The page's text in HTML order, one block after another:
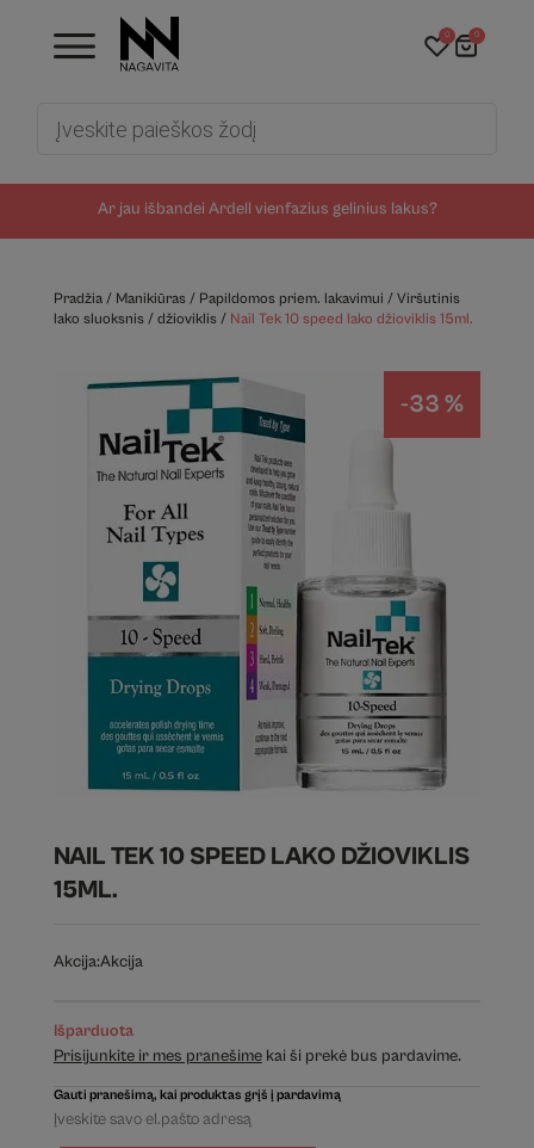
Ar jau išbandei Ardell vienfazius gelinius lakus?
0 0
Pradžia/ Manikiūras/ Papildomos priem. lakavimui / Viršutinis
lako sluoksnis / džioviklis/ Nail Tek 10 speed lako džioviklis 15ml.
-33 %
NAIL TEK 10 SPEED LAKO DŽIOVIKLIS
15ML.
Akcija:Akcija
Išparduota
Prisijunkite ir mes pranešimekai ši prekė bus pardavime.
Gauti pranešimą, kai produktas grįš į pardavimą